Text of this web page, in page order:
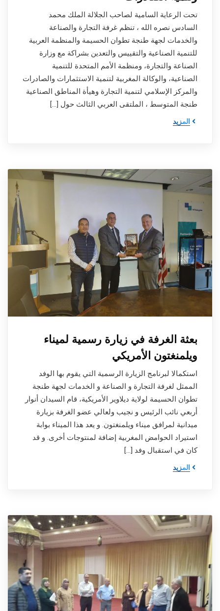
تحت الرعاية السامية لصاحب الجلالة الملك محمد
السادس نصره الله ، تنظم غرفة التجارة والصناعة
والخدمات لجهة طنجة تطوان الحسيمة والمنظمة العربية
للتنمية الصناعية والتقييس والتعدين بشراكة مع وزارة
الصناعة والتجارة، ومنظمة الأمم المتحدة للتنمية
الصناعية، والوكالة المغربية لتنمية الاستثمارات والصادرات
والمركز الإسلامي لتنمية التجارة وهيأة المناطق الصناعية
طنجة المتوسط ، الملتقى العربي الثالث حول […]
المزيد
بعثة الغرفة في زيارة رسمية لميناء
ويلمنغتون الأمريكي
استكمالا لبرنامج الزيارة الرسمية التي يقوم بها الوفد
الممثل لغرفة التجارة و الصناعة و الخدمات لجهة طنجة
تطوان الحسيمة لولاية ديلاوير الأمريكية، قام السيدان أنوار
أربعي نائب الرئيس و نجيب ولعالي عضو الغرفة بزيارة
ميدانية لمرافق ميناء ويلمنغتون. و يعد هذا الميناء بوابة
استيراد الحوامض المغربية إضافة لمنتوجات أخرى. و قد
كان في استقبال وفد […]
المزيد